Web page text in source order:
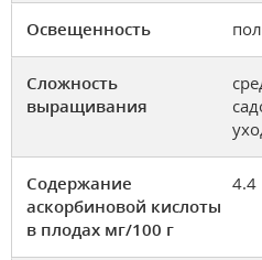
Освещенность
Сложность
выращивания
Содержание
аскорбиновой кислоты
в плодах мг/100 г
4.4